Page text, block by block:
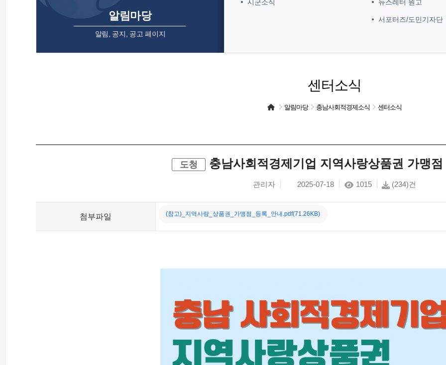
알림마당
알림, 공지, 공고 페이지
시군소식 뉴스레터 원고
서포터즈/도민기자단
센터소식
알림마당 충남사회적경제소식 센터소식
도청 충남사회적경제기업 지역사랑상품권 가맹점
관리자 2025-07-18 1015 (234)건
첨부파일 (참고)_지역사랑_상품권_가맹점_등록_안내.pdf(71.26KB)